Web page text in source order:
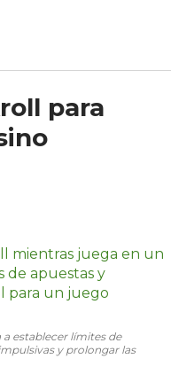
para
establecer límites de
y prolongar las